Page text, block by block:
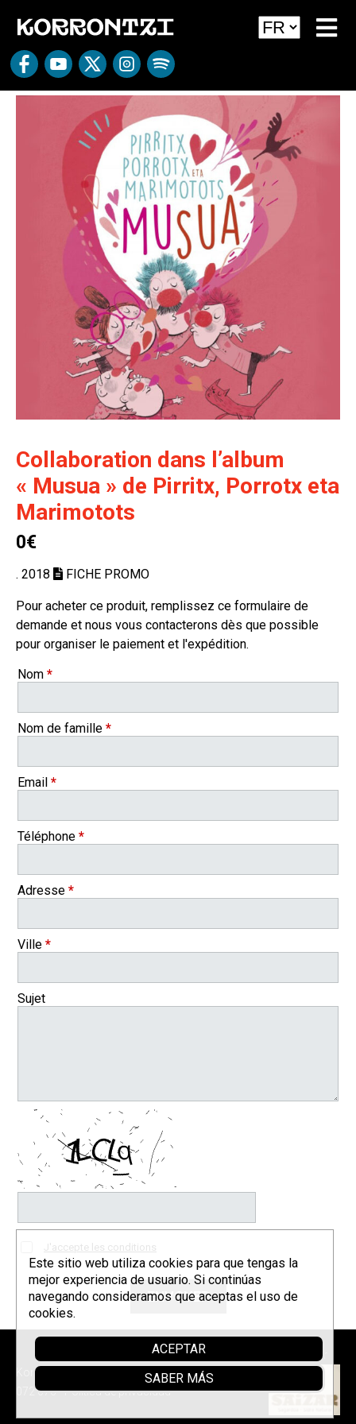
Collaboration dans l’album
« Musua » de Pirritx, Porrotx eta
Marimotots
0€
. 2018 FICHE PROMO
Pour acheter ce produit, remplissez ce formulaire de
demande et nous vous contacterons dès que possible
pour organiser le paiement et l'expédition.
Nom *
Nom de famille *
Email *
Téléphone *
Adresse *
Ville *
Sujet
J'accepte les conditions
Korrontzi © 2026 - Tel. (+34) 618
072 076 -Política de privacidad
Parrainer
Este sitio web utiliza cookies para que tengas la
mejor experiencia de usuario. Si continúas
navegando consideramos que aceptas el uso de
cookies.
ACEPTAR
SABER MÁS